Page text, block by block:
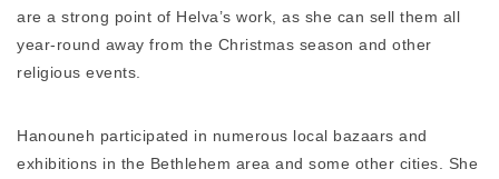
are a strong point of Helva’s work, as she can sell them all
year-round away from the Christmas season and other
religious events.
Hanouneh participated in numerous local bazaars and
exhibitions in the Bethlehem area and some other cities. She